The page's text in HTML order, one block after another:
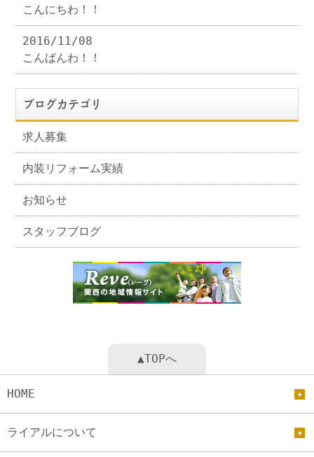
こんにちわ！！
2016/11/08
こんばんわ！！
ブログカテゴリ
求人募集
内装リフォーム実績
お知らせ
スタッフブログ
▲TOPへ
HOME
ライアルについて